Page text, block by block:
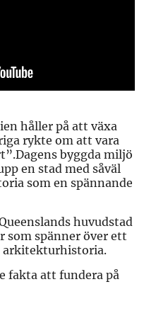
håller på att växa
rykte om att vara
byggda miljö
en stad med såväl
som en spännande
huvudstad
som spänner över ett
arkitekturhistoria.
fakta att fundera på